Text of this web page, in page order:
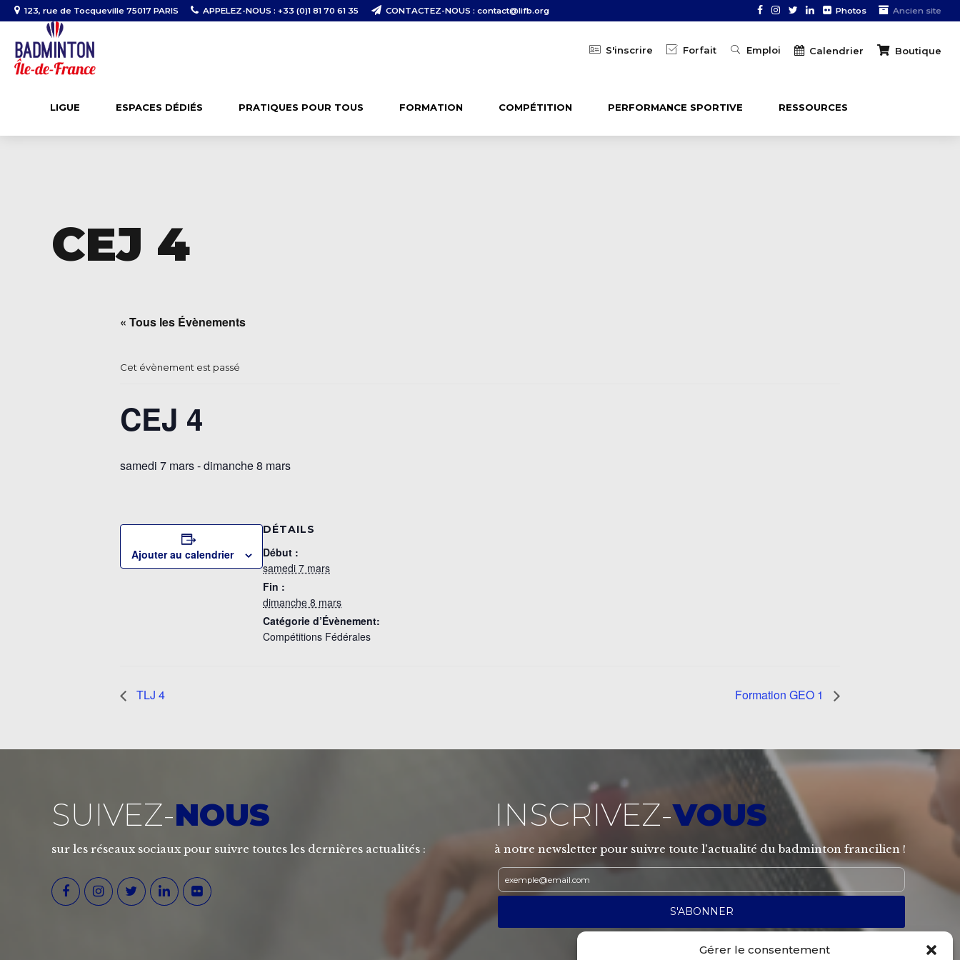
Gérer le consentement
123, rue de Tocqueville 75017 PARIS APPELEZ-NOUS : +33 (0)1 81 70 61 35 CONTACTEZ-NOUS : contact@lifb.org Photos Ancien site
S'inscrire Forfait Emploi Calendrier Boutique
LIGUE ESPACES DÉDIÉS PRATIQUES POUR TOUS FORMATION COMPÉTITION PERFORMANCE SPORTIVE RESSOURCES
CEJ 4
« Tous les Évènements
Cet évènement est passé
CEJ 4
samedi 7 mars-dimanche 8 mars
Ajouter au calendrier
DÉTAILS
Début :
samedi 7 mars
Fin :
dimanche 8 mars
Catégorie d’Évènement:
Compétitions Fédérales
TLJ 4 Formation GEO 1
SUIVEZ-NOUS
sur les réseaux sociaux pour suivre toutes les dernières actualités :
INSCRIVEZ-VOUS
à notre newsletter pour suivre toute l'actualité du badminton francilien !